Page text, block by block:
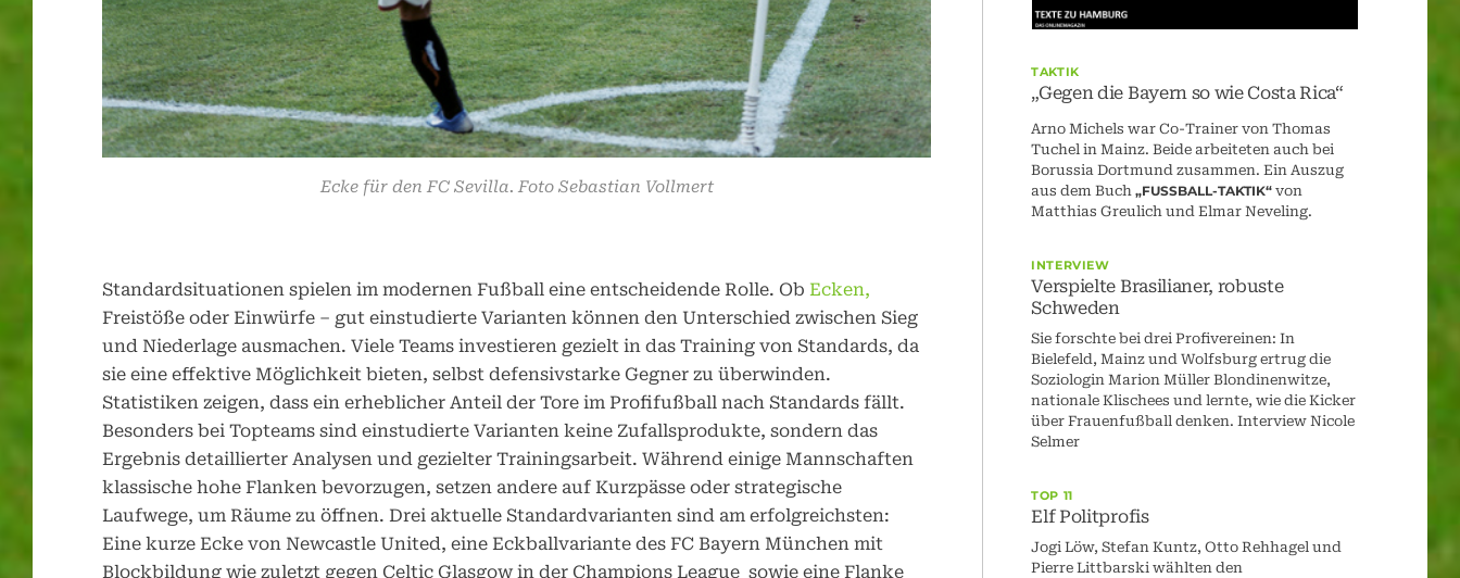
Ecke für den FC Sevilla. Foto Sebastian Vollmert
Standardsituationen spielen im modernen Fußball eine entscheidende Rolle. ObEcken,
Freistöße oder Einwürfe – gut einstudierte Varianten können den Unterschied zwischen Sieg
und Niederlage ausmachen. Viele Teams investieren gezielt in das Training von Standards, da
sie eine effektive Möglichkeit bieten, selbst defensivstarke Gegner zu überwinden.
Statistiken zeigen, dass ein erheblicher Anteil der Tore im Profifußball nach Standards fällt.
Besonders bei Topteams sind einstudierte Varianten keine Zufallsprodukte, sondern das
Ergebnis detaillierter Analysen und gezielter Trainingsarbeit. Während einige Mannschaften
klassische hohe Flanken bevorzugen, setzen andere auf Kurzpässe oder strategische
Laufwege, um Räume zu öffnen. Drei aktuelle Standardvarianten sind am erfolgreichsten:
Eine kurze Ecke von Newcastle United, eine Eckballvariante des FC Bayern München mit
Blockbildung wie zuletzt gegen Celtic Glasgow in der Champions League sowie eine Flanke
TAKTIK
„Gegen die Bayern so wie Costa Rica“
Arno Michels war Co-Trainer von Thomas
Tuchel in Mainz. Beide arbeiteten auch bei
Borussia Dortmund zusammen. Ein Auszug
aus dem Buch„FUSSBALL-TAKTIK“ von
Matthias Greulich und Elmar Neveling.
INTERVIEW
Verspielte Brasilianer, robuste
Schweden
Sie forschte bei drei Profivereinen: In
Bielefeld, Mainz und Wolfsburg ertrug die
Soziologin Marion Müller Blondinenwitze,
nationale Klischees und lernte, wie die Kicker
über Frauenfußball denken. Interview Nicole
Selmer
TOP 11
Elf Politprofis
Jogi Löw, Stefan Kuntz, Otto Rehhagel und
Pierre Littbarski wählten den